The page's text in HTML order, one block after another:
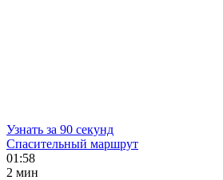
Узнать за 90 секунд
Спасительный маршрут
01:58
2 мин